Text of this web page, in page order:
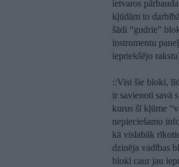
ietvaros
kļūdām to
šādi “gudrie”
instrumentu
iepriekšējo
::Visi šie bloki,
ir savienoti savā
kurus šī kļūme
nepieciešamo
kā vislabāk
dzinēja vadības
bloki caur jau